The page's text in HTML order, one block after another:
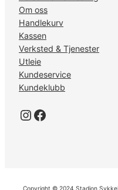
Om oss
Handlekurv
Kassen
Verksted & Tjenester
Utleie
Kundeservice
Kundeklubb
Instagram Facebook
Copyright © 2024 Stadion